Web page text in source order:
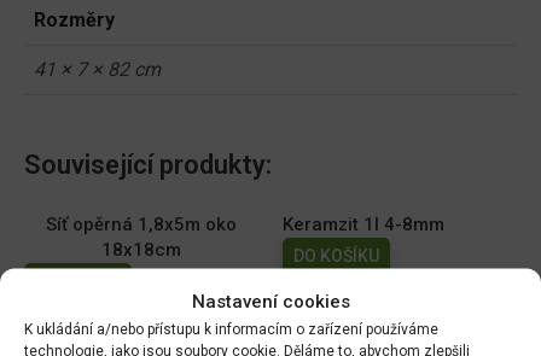
Nastavení cookies
K ukládání a/nebo přístupu k informacím o zařízení používáme
technologie, jako jsou soubory cookie. Děláme to, abychom zlepšili
Rozměry
41 × 7 × 82 cm
Související produkty:
Síť opěrná 1,8x5m oko
18x18cm
Keramzit 1l 4-8mm
DO KOŠÍKU